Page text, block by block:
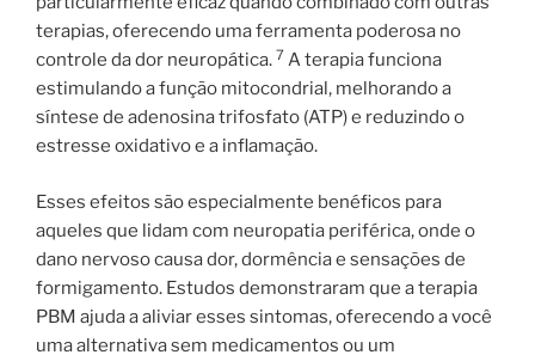
terapias, oferecendo uma ferramenta poderosa no
controle da dor neuropática. 7 A terapia funciona
estimulando a função mitocondrial, melhorando a
síntese de adenosina trifosfato (ATP) e reduzindo o
estresse oxidativo e a inflamação.
Esses efeitos são especialmente benéficos para
aqueles que lidam com neuropatia periférica, onde o
dano nervoso causa dor, dormência e sensações de
formigamento. Estudos demonstraram que a terapia
PBM ajuda a aliviar esses sintomas, oferecendo a você
uma alternativa sem medicamentos ou um